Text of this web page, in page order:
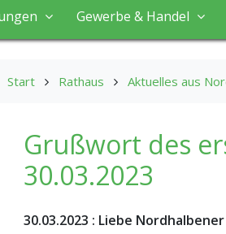
Gewerbe & Handel
Start Rathaus Aktuelles aus
Grußwort des
30.03.2023
30.03.2023 : Liebe